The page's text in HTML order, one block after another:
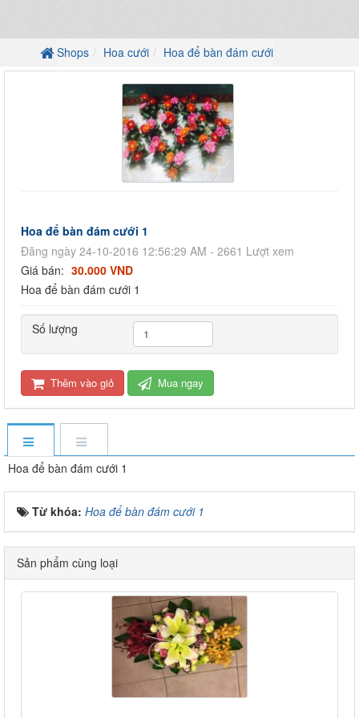
Shops Hoa cưới Hoa để bàn đám cưới
Hoa để bàn đám cưới 1
Đăng ngày 24-10-2016 12:56:29 AM - 2661 Lượt xem
Giá bán: 30.000 VND
Hoa để bàn đám cưới 1
Số lượng
Thêm vào giỏ Mua ngay
Hoa để bàn đám cưới 1
Từ khóa: Hoa để bàn đám cưới 1
Sản phẩm cùng loại